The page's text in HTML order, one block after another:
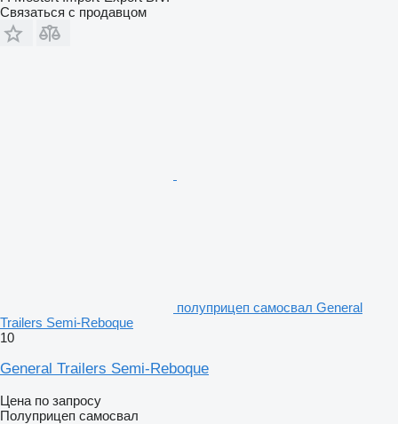
Связаться с продавцом
полуприцеп самосвал General
Trailers Semi-Reboque
10
General Trailers Semi-Reboque
Цена по запросу
Полуприцеп самосвал